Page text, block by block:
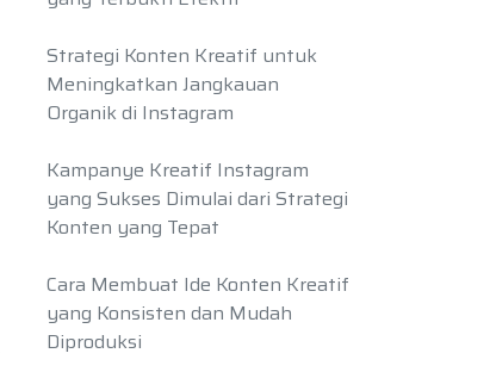
Strategi Konten Kreatif untuk
Meningkatkan Jangkauan
Organik di Instagram
Kampanye Kreatif Instagram
yang Sukses Dimulai dari Strategi
Konten yang Tepat
Cara Membuat Ide Konten Kreatif
yang Konsisten dan Mudah
Diproduksi